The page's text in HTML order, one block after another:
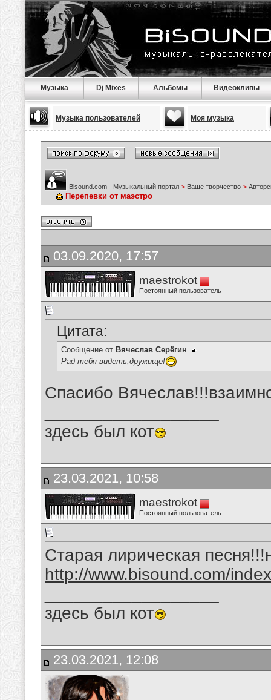
Музыка Dj Mixes Альбомы Видеоклипы
Музыка пользователей Моя музыка
Bisound.com - Музыкальный портал > Ваше творчество >
Перепевки от маэстро
03.09.2020, 17:57
maestrokot
Постоянный пользователь
Цитата:
Сообщение от Вячеслав Серёгин
Рад тебя видеть,дружище!
Спасибо
здесь был кот
23.03.2021, 10:58
maestrokot
Постоянный пользователь
Старая лирическая
http://www.bisound.com/
здесь был кот
23.03.2021, 12:08